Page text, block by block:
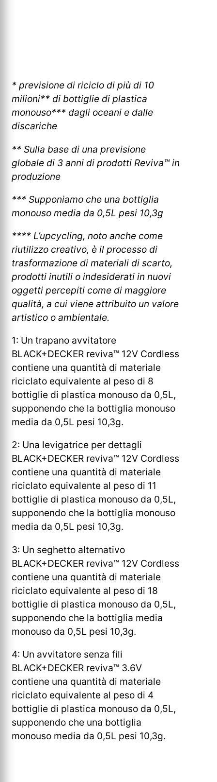
* previsione di riciclo di più di 10
milioni** di bottiglie di plastica
monouso*** dagli oceani e dalle
discariche
** Sulla base di una previsione
globale di 3 anni di prodotti Reviva™ in
produzione
*** Supponiamo che una bottiglia
monouso media da 0,5L pesi 10,3g
**** L’upcycling, noto anche come
riutilizzo creativo, è il processo di
trasformazione di materiali di scarto,
prodotti inutili o indesiderati in nuovi
oggetti percepiti come di maggiore
qualità, a cui viene attribuito un valore
artistico o ambientale.
1: Un trapano avvitatore
BLACK+DECKER reviva™ 12V Cordless
contiene una quantità di materiale
riciclato equivalente al peso di 8
bottiglie di plastica monouso da 0,5L,
supponendo che la bottiglia monouso
media da 0,5L pesi 10,3g.
2: Una levigatrice per dettagli
BLACK+DECKER reviva™ 12V Cordless
contiene una quantità di materiale
riciclato equivalente al peso di 11
bottiglie di plastica monouso da 0,5L,
supponendo che la bottiglia monouso
media da 0,5L pesi 10,3g.
3: Un seghetto alternativo
BLACK+DECKER reviva™ 12V Cordless
contiene una quantità di materiale
riciclato equivalente al peso di 18
bottiglie di plastica monouso da 0,5L,
supponendo che la bottiglia media
monouso da 0,5L pesi 10,3g.
4: Un avvitatore senza fili
BLACK+DECKER reviva™ 3.6V
contiene una quantità di materiale
riciclato equivalente al peso di 4
bottiglie di plastica monouso da 0,5L,
supponendo che una bottiglia
monouso media da 0,5L pesi 10,3g.